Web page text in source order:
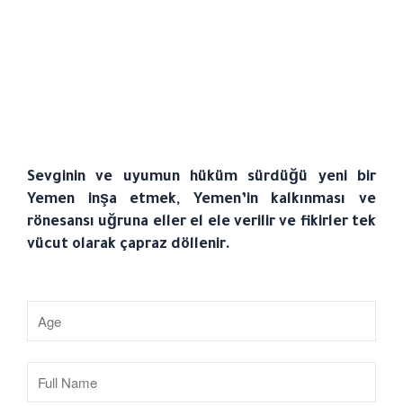
Sevginin ve uyumun hüküm sürdüğü yeni bir
Yemen inşa etmek, Yemen’in kalkınması ve
rönesansı uğruna eller el ele verilir ve fikirler tek
vücut olarak çapraz döllenir.